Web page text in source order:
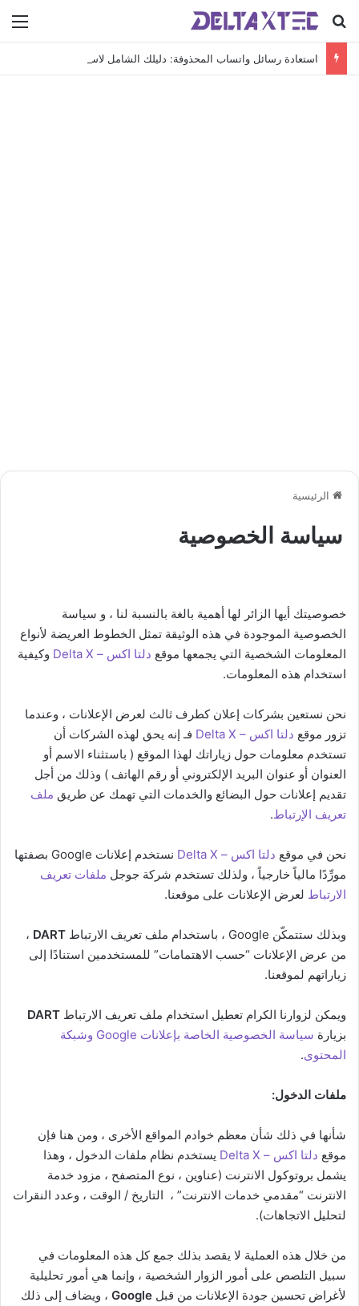
بحث عن
الرئيسية
سياسة الخصوصية
خصوصيتك أيها الزائر لها أهمية بالغة بالنسبة لنا ، و سياسة
الخصوصية الموجودة في هذه الوثيقة تمثل الخطوط العريضة لأنواع
المعلومات الشخصية التي يجمعها موقع دلتا اكس – Delta X
وكيفية
استخدام هذه المعلومات.
نحن نستعين بشركات إعلان كطرف ثالث لعرض الإعلانات ، وعندما
تزور موقع دلتا اكس – Delta X
فـ إنه يحق لهذه الشركات أن
تستخدم معلومات حول زياراتك لهذا الموقع ( باستثناء الاسم أو
العنوان أو عنوان البريد الإلكتروني أو رقم الهاتف ) وذلك من أجل
تقديم إعلانات حول البضائع والخدمات التي تهمك عن طريق ملف
تعريف الإرتباط.
نحن في موقع دلتا اكس – Delta X
نستخدم إعلانات Google بصفتها
مورِّدًا مالياً خارجياً ، ولذلك تستخدم شركة جوجل ملفات تعريف
الارتباط لعرض الإعلانات على موقعنا.
وبذلك ستتمكّن Google ، باستخدام ملف تعريف الارتباط DART ،
من عرض الإعلانات “حسب الاهتمامات” للمستخدمين استنادًا إلى
زياراتهم لموقعنا.
ويمكن لزوارنا الكرام تعطيل استخدام ملف تعريف الارتباط DART
بزيارة
سياسة الخصوصية الخاصة بإعلانات Google وشبكة
المحتوى.
ملفات الدخول:
شأنها في ذلك شأن معظم خوادم المواقع الأخرى ، ومن هنا فإن
موقع دلتا اكس – Delta X
يستخدم نظام ملفات الدخول ، وهذا
يشمل بروتوكول الانترنت (عناوين ، نوع المتصفح ، مزود خدمة
الانترنت “مقدمي خدمات الانترنت” ، التاريخ / الوقت ، وعدد النقرات
لتحليل الاتجاهات).
من خلال هذه العملية لا يقصد بذلك جمع كل هذه المعلومات في
سبيل التلصص على أمور الزوار الشخصية ، وإنما هي أمور تحليلية
لأغراض تحسين جودة الإعلانات من قبل Google ، ويضاف إلى ذلك